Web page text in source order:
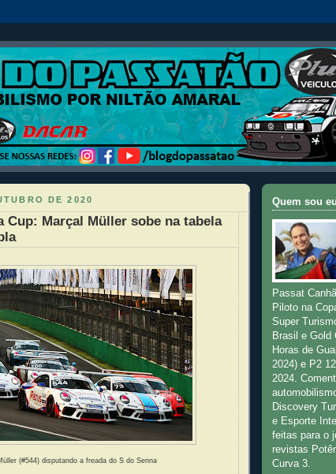
DE 2020
Cup: Marçal Müller sobe na tabela
(#544) disputando a freada do S do Senna
Quem sou
Passat
Piloto na
Super
Brasil e
Horas de
2024) e P2
2024.
Discovery
e Esporte
feitas para o
revistas
Curva 3.